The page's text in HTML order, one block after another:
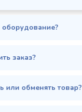
оборудование?
заказ?
или обменять товар?